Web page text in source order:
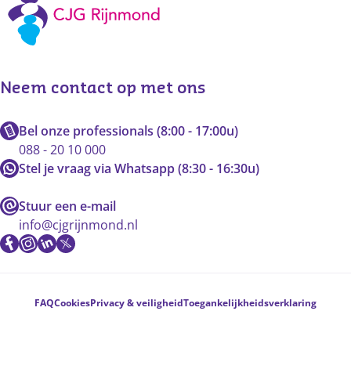
Neem contact op met ons
Bel onze professionals (8:00 - 17:00u)
088 - 20 10 000
Stel je vraag via Whatsapp (8:30 - 16:30u)
Stuur een e-mail
info@cjgrijnmond.nl
Voetnavigatie
FAQCookiesPrivacy & veiligheidToegankelijkheidsverklaring